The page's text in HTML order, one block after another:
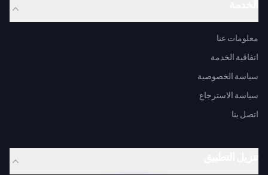
معلومات عنا
اتفاقية الخدمة
سياسة الخصوصية
سياسة الاسترجاع
اتصل بنا